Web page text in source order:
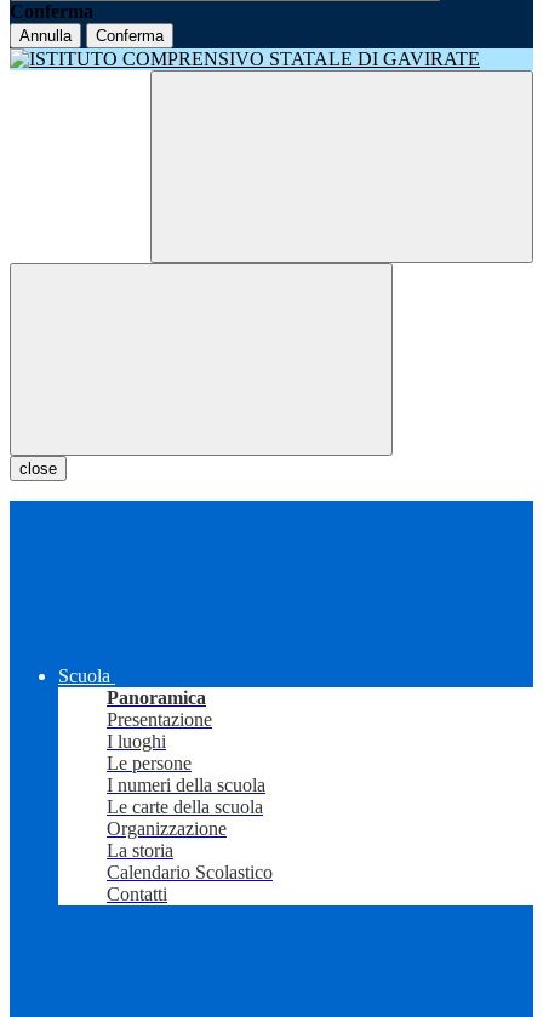
Conferma
Annulla Conferma
close
Scuola
Panoramica
Presentazione
I luoghi
Le persone
I numeri della scuola
Le carte della scuola
Organizzazione
La storia
Calendario Scolastico
Contatti